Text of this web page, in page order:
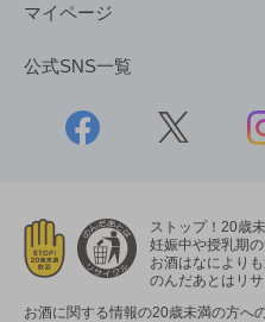
マイページ
公式SNS一覧
ストップ！20歳
妊娠中や授乳期
お酒はなによりも
のんだあとはリサ
お酒に関する情報の20歳未満の方へ